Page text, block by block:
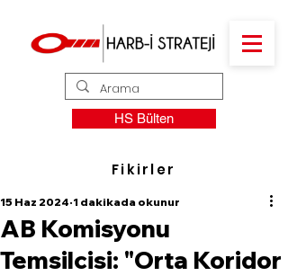
HS Bülten
Fikirler
AB Komisyonu
Temsilcisi: "Orta Koridor
15 Haz 2024 1 dakikada okunur